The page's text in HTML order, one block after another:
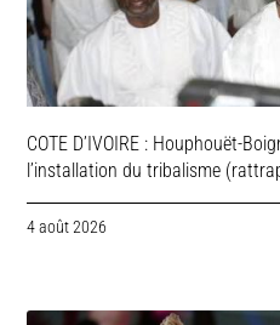
COTE D’IVOIRE : Houphouët-
l’installation du tribalisme
4 août 2026